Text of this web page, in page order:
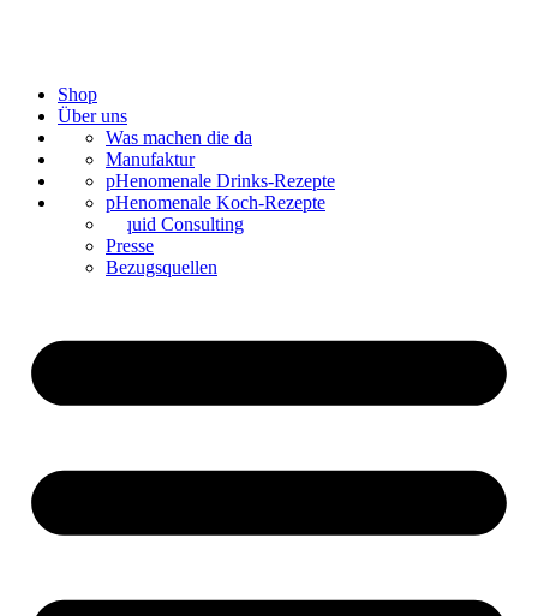
Shop
Über uns
Was machen die da
Manufaktur
Mixologie
Sirup mischen
Liquid Consulting
Presse
Bezugsquellen
Bar Catering
Blog
pHenomenale Drinks-Rezepte
pHenomenale Koch-Rezepte
Kontakt